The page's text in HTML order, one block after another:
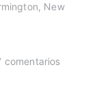
New
comentarios